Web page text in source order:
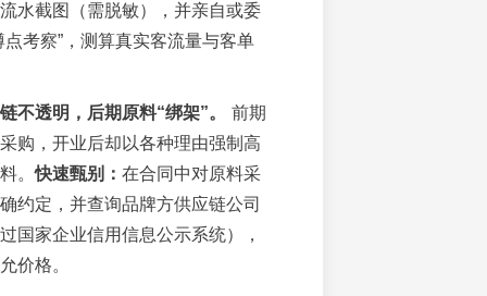
水截图（需脱敏），并亲自或委
点考察”，测算真实客流量与客单
不透明，后期原料“绑架”。
前期
购，开业后却以各种理由强制高
。快速甄别： 在合同中对原料采
约定，并查询品牌方供应链公司
国家企业信用信息公示系统），
价格。